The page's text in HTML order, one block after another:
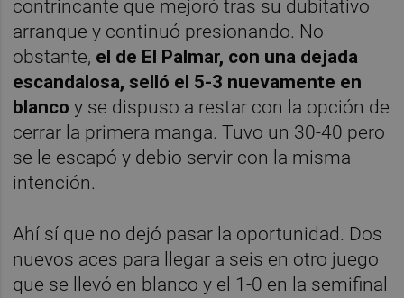
contrincante que mejoró tras su dubitativo
arranque y continuó presionando. No
obstante, el de El Palmar, con una dejada
escandalosa, selló el 5-3 nuevamente en
blancoy se dispuso a restar con la opción de
cerrar la primera manga. Tuvo un 30-40 pero
se le escapó y debio servir con la misma
intención.
Ahí sí que no dejó pasar la oportunidad. Dos
nuevos aces para llegar a seis en otro juego
que se llevó en blanco y el 1-0 en la semifinal